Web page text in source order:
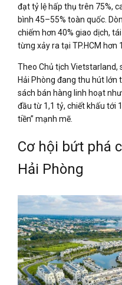
đạt tỷ lệ hấp thụ trên 75%,
bình 45–55% toàn quốc.
chiếm hơn 40% giao dịch,
từng xảy ra tại TP.HCM hơn
Theo Chủ tịch Vietstarland,
Hải Phòng đang thu hút lớn
sách bán hàng linh hoạt
đầu từ 1,1 tỷ, chiết khấu tới
tiền” mạnh mẽ.
Cơ hội bứt phá
Hải Phòng